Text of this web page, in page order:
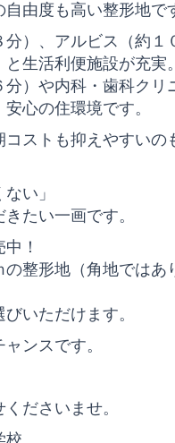
由度も高い整形地で
）、アルビス（約１
生活利便施設が充実
）や内科・歯科クリ
心の住環境です。
ストも抑えやすいの
い」
たい一画です。
！
整形地（角地ではあ
いただけます。
ンスです。
ださいませ。